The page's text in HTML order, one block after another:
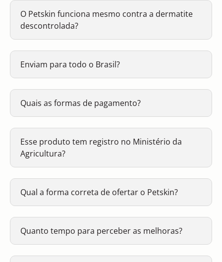
O Petskin funciona mesmo contra a dermatite
descontrolada?
Enviam para todo o Brasil?
Quais as formas de pagamento?
Esse produto tem registro no Ministério da
Agricultura?
Qual a forma correta de ofertar o Petskin?
Quanto tempo para perceber as melhoras?